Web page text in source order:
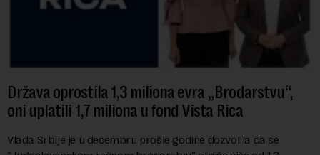
Država oprostila 1,3 miliona evra „Brodarstvu“,
oni uplatili 1,7 miliona u fond Vista Rica
Vlada Srbije je u decembru prošle godine dozvolila da se